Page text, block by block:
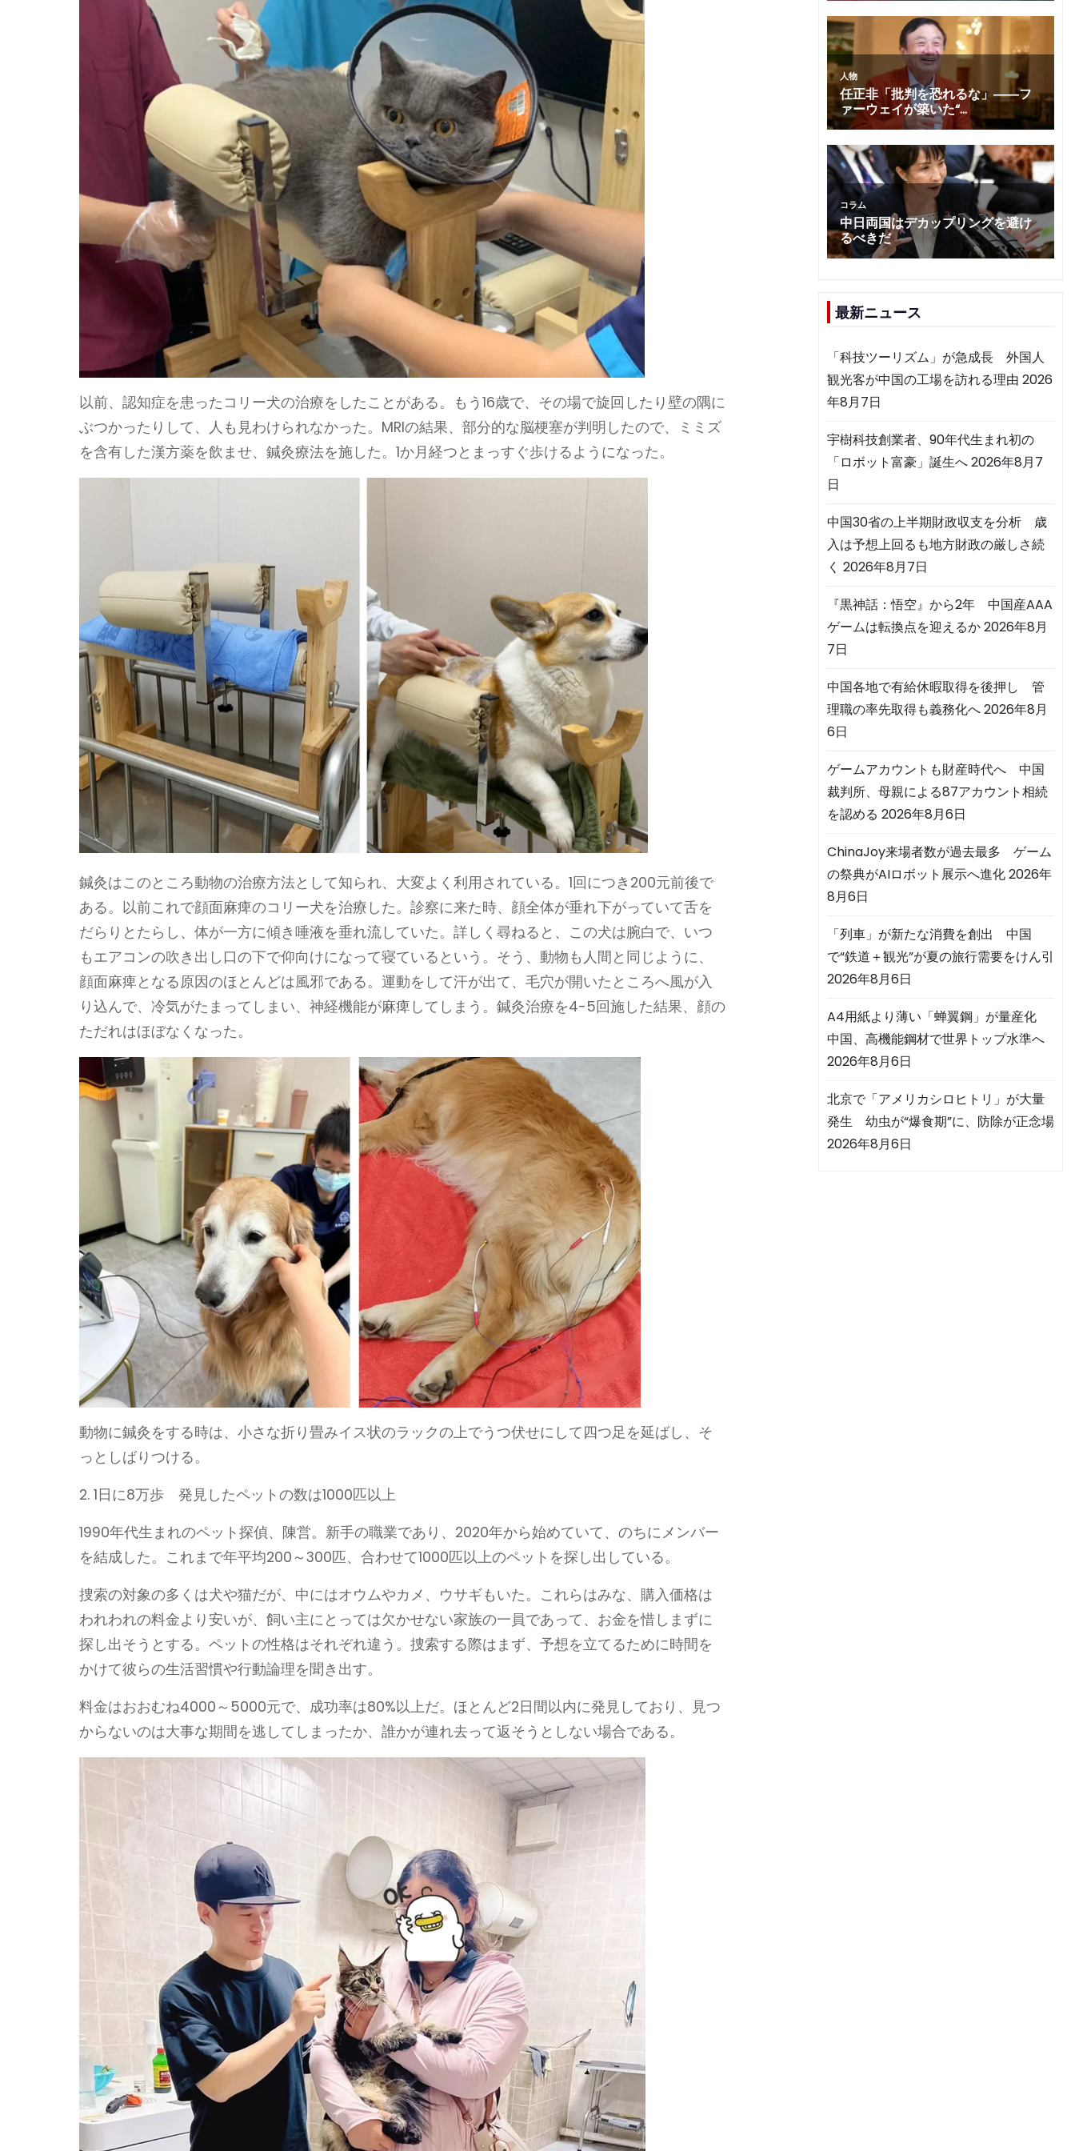
以前、認知症を患ったコリー犬の治療をしたことがある。もう16歳で、その場で旋回したり壁の隅に
ぶつかったりして、人も見わけられなかった。MRIの結果、部分的な脳梗塞が判明したので、ミミズ
を含有した漢方薬を飲ませ、鍼灸療法を施した。1か月経つとまっすぐ歩けるようになった。
鍼灸はこのところ動物の治療方法として知られ、大変よく利用されている。1回につき200元前後で
ある。以前これで顔面麻痺のコリー犬を治療した。診察に来た時、顔全体が垂れ下がっていて舌を
だらりとたらし、体が一方に傾き唾液を垂れ流していた。詳しく尋ねると、この犬は腕白で、いつ
もエアコンの吹き出し口の下で仰向けになって寝ているという。そう、動物も人間と同じように、
顔面麻痺となる原因のほとんどは風邪である。運動をして汗が出て、毛穴が開いたところへ風が入
り込んで、冷気がたまってしまい、神経機能が麻痺してしまう。鍼灸治療を4-5回施した結果、顔の
ただれはほぼなくなった。
動物に鍼灸をする時は、小さな折り畳みイス状のラックの上でうつ伏せにして四つ足を延ばし、そ
っとしばりつける。
2. 1日に8万歩 発見したペットの数は1000匹以上
1990年代生まれのペット探偵、陳営。新手の職業であり、2020年から始めていて、のちにメンバー
を結成した。これまで年平均200～300匹、合わせて1000匹以上のペットを探し出している。
捜索の対象の多くは犬や猫だが、中にはオウムやカメ、ウサギもいた。これらはみな、購入価格は
われわれの料金より安いが、飼い主にとっては欠かせない家族の一員であって、お金を惜しまずに
探し出そうとする。ペットの性格はそれぞれ違う。捜索する際はまず、予想を立てるために時間を
かけて彼らの生活習慣や行動論理を聞き出す。
料金はおおむね4000～5000元で、成功率は80%以上だ。ほとんど2日間以内に発見しており、見つ
からないのは大事な期間を逃してしまったか、誰かが連れ去って返そうとしない場合である。
最新ニュース
「科技ツーリズム」が急成長 外国人
観光客が中国の工場を訪れる理由 2026
年8月7日
宇樹科技創業者、90年代生まれ初の
「ロボット富豪」誕生へ2026年8月7
日
中国30省の上半期財政収支を分析 歳
入は予想上回るも地方財政の厳しさ続
く 2026年8月7日
『黒神話：悟空』から2年 中国産AAA
ゲームは転換点を迎えるか2026年8月
7日
中国各地で有給休暇取得を後押し 管
理職の率先取得も義務化へ2026年8月
6日
ゲームアカウントも財産時代へ 中国
裁判所、母親による87アカウント相続
を認める 2026年8月6日
ChinaJoy来場者数が過去最多 ゲーム
の祭典がAIロボット展示へ進化2026年
8月6日
「列車」が新たな消費を創出 中国
で“鉄道＋観光”が夏の旅行需要をけん引
2026年8月6日
A4用紙より薄い「蝉翼鋼」が量産化
中国、高機能鋼材で世界トップ水準へ
2026年8月6日
北京で「アメリカシロヒトリ」が大量
発生 幼虫が“爆食期”に、防除が正念場
2026年8月6日